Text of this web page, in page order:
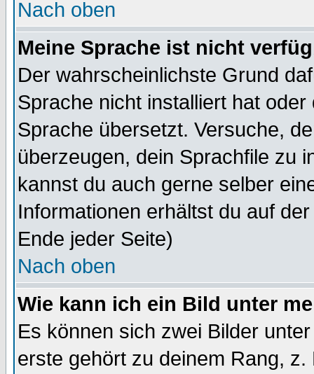
Nach oben
Meine Sprache ist nicht
Der wahrscheinlichste Grund
Sprache nicht installiert hat
Sprache übersetzt. Versuche,
überzeugen, dein Sprachfile zu
kannst du auch gerne selber
Informationen erhältst du auf
Ende jeder Seite)
Nach oben
Wie kann ich ein Bild unter
Es können sich zwei Bilder
erste gehört zu deinem Rang,